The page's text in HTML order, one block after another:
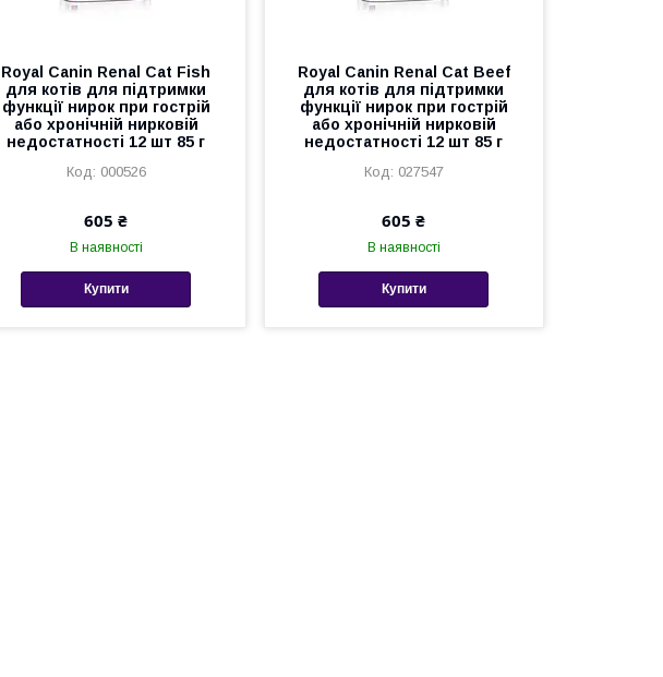
Royal Canin Renal Cat Fish
для котів для підтримки
функції нирок при гострій
або хронічній нирковій
недостатності 12 шт 85 г
000526
605 ₴
В наявності
Купити
Royal Canin Renal Cat Beef
для котів для підтримки
функції нирок при гострій
або хронічній нирковій
недостатності 12 шт 85 г
027547
605 ₴
В наявності
Купити